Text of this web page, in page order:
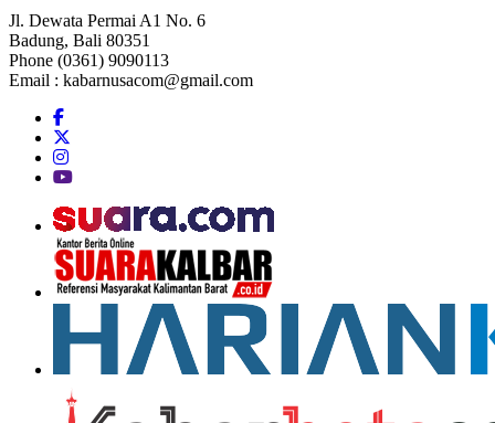
Jl. Dewata Permai A1 No. 6
Badung, Bali 80351
Phone (0361) 9090113
Email : kabarnusacom@gmail.com